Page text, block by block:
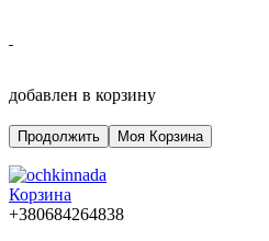
добавлен в корзину
Продолжить Моя Корзина
Корзина
+380684264838